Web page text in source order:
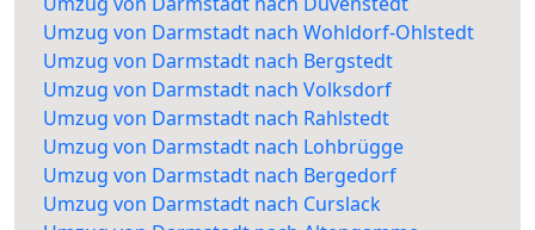
Umzug von Darmstadt nach Wohldorf-Ohlstedt
Umzug von Darmstadt nach Bergstedt
Umzug von Darmstadt nach Volksdorf
Umzug von Darmstadt nach Rahlstedt
Umzug von Darmstadt nach Lohbrügge
Umzug von Darmstadt nach Bergedorf
Umzug von Darmstadt nach Curslack